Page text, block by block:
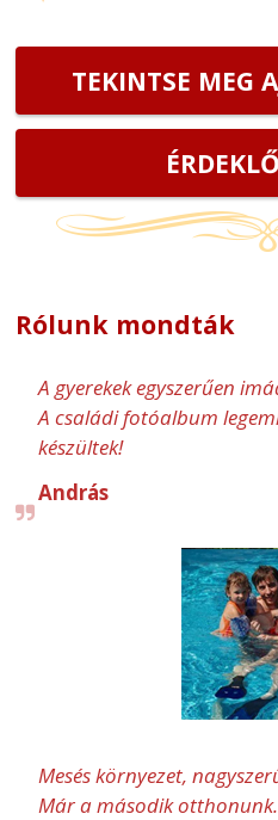
TEKINTSE MEG
Rólunk mondták
A gyerekek egyszerűen
A családi fotóalbum
készültek!
András
Mesés környezet,
Már a második otthonunk.